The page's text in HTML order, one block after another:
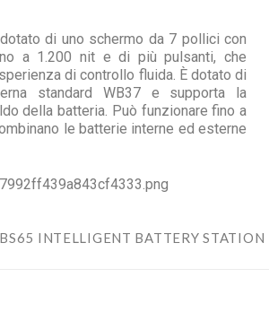
di uno schermo da 7 pollici con
a 1.200 nit e di più pulsanti, che
di controllo fluida. È dotato di
standard WB37 e supporta la
della batteria. Può funzionare fino a
le batterie interne ed esterne
BS65 INTELLIGENT BATTERY STATION